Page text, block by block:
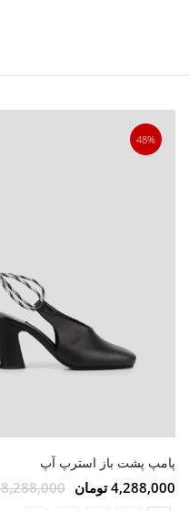
48%
پامپ پشت باز استرپ آپ
4,288,000 تومان 8,288,000 تومان